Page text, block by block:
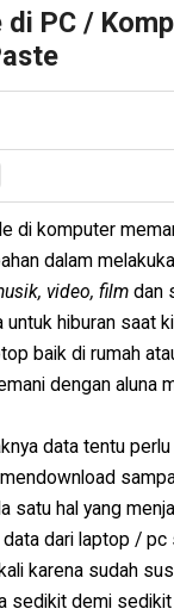
di PC /
di komputer
dalam
video, film dan
hiburan saat
baik di rumah
dengan aluna
data tentu
satu hal yang
dari laptop / pc
karena sudah
sedikit demi sedikit